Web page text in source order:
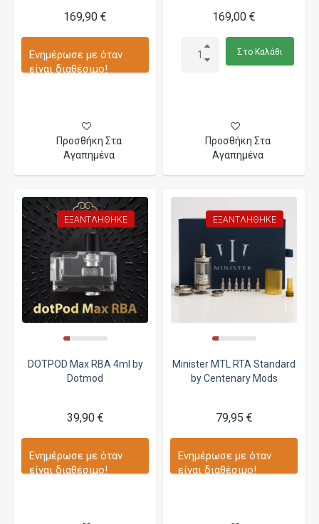
169,90 €
Ενημέρωσε με όταν
είναι διαθέσιμο!
Προσθήκη Στα
Αγαπημένα
169,00 €
Στο Καλάθι
Προσθήκη Στα
Αγαπημένα
ΕΞΑΝΤΛΉΘΗΚΕ
DOTPOD Max RBA 4ml by
Dotmod
39,90 €
Ενημέρωσε με όταν
είναι διαθέσιμο!
ΕΞΑΝΤΛΉΘΗΚΕ
Minister MTL RTA Standard
by Centenary Mods
79,95 €
Ενημέρωσε με όταν
είναι διαθέσιμο!